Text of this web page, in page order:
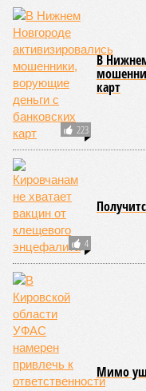
223
В
карт
4
Мимо